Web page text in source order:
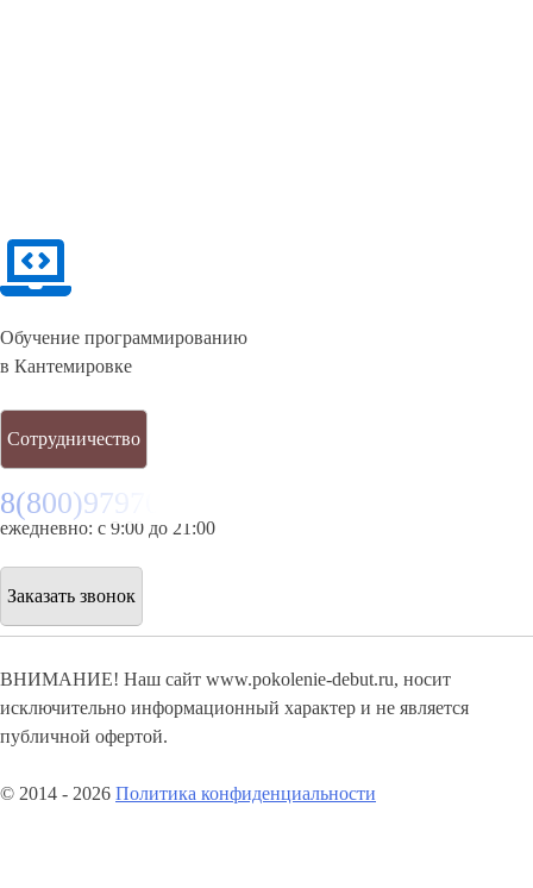
Обучение программированию
в Кантемировке
Сотрудничество
8(800)9797043
ежедневно: с 9:00 до 21:00
Заказать звонок
ВНИМАНИЕ! Наш сайт www.pokolenie-debut.ru, носит
исключительно информационный характер и не является
публичной офертой.
© 2014 - 2026 Политика конфиденциальности